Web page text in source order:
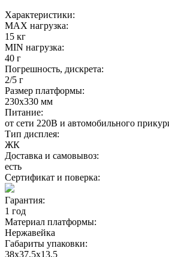
Характеристики:
MAX нагрузка:
15 кг
MIN нагрузка:
40 г
Погрешность, дискрета:
2/5 г
Размер платформы:
230х330 мм
Питание:
от сети 220В и автомобильного
Тип дисплея:
ЖК
Доставка и самовывоз:
есть
Сертификат и поверка:
Гарантия:
1 год
Материал платформы:
Нержавейка
Габариты упаковки:
38х37,5х13,5